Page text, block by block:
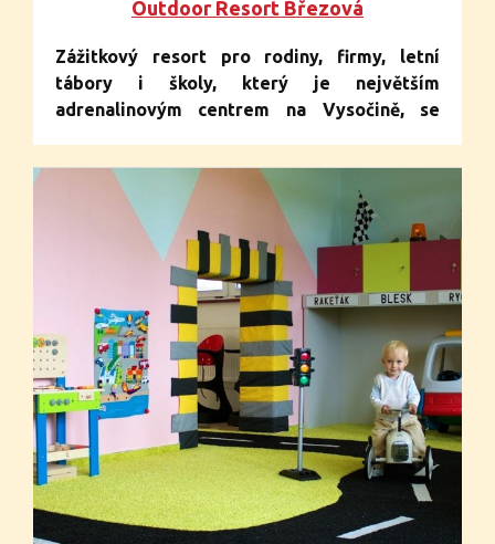
Outdoor Resort Březová
Zážitkový resort pro rodiny, firmy, letní
tábory i školy, který je největším
adrenalinovým centrem na Vysočině, se
prostředí v blízkosti lesa, rybníku i luk.
Rozléhá se na 13 hektarech a díky tomuto
obrovskému prostoru nabízí maximální
vyžití v moderním a stylovém zázemí,
přizpůsobeném pro dané cílové skupiny,
které ročně využijí tisíce návštěvníků od
těch čtyřletých až po seniory.